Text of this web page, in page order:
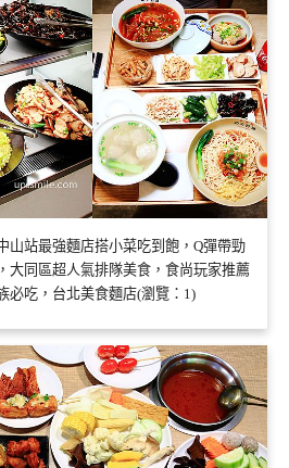
山站最強麵店搭小菜吃到飽，Q彈帶勁
大同區超人氣排隊美食，食尚玩家推薦
必吃，台北美食麵店(瀏覽：1)